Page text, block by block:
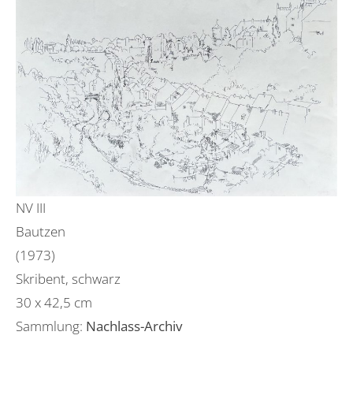
NV III
Bautzen
(1973)
Skribent, schwarz
30 x 42,5 cm
Sammlung: Nachlass-Archiv